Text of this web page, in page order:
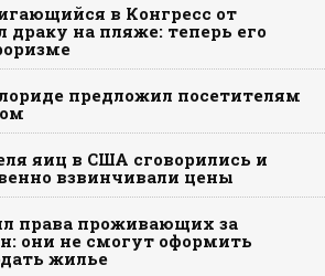
в Конгресс от
драку на пляже: теперь его
предложил посетителям
яиц в США сговорились и
взвинчивали цены
права проживающих за
они не смогут оформить
жилье